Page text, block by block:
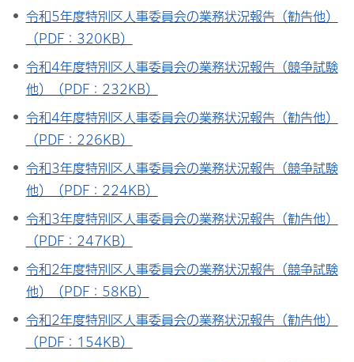
令和5年度特別区人事委員会の業務状況報告（勧告他）
（PDF：320KB）
令和4年度特別区人事委員会の業務状況報告（競争試験
他）（PDF：232KB）
令和4年度特別区人事委員会の業務状況報告（勧告他）
（PDF：226KB）
令和3年度特別区人事委員会の業務状況報告（競争試験
他）（PDF：224KB）
令和3年度特別区人事委員会の業務状況報告（勧告他）
（PDF：247KB）
令和2年度特別区人事委員会の業務状況報告（競争試験
他）（PDF：58KB）
令和2年度特別区人事委員会の業務状況報告（勧告他）
（PDF：154KB）